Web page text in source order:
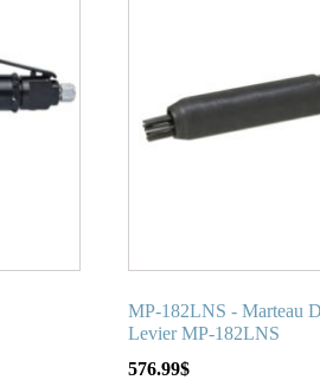
MP-182LNS - Marteau
Levier MP-182LNS
576.99$